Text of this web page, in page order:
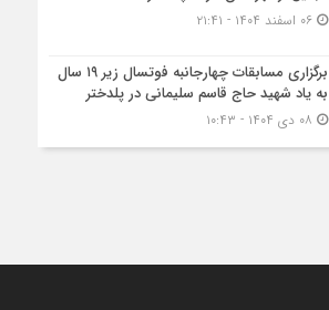
۰۶ اسفند ۱۴۰۴ - ۲۱:۴۱
برگزاری مسابقات چهارجانبه فوتسال زیر ۱۹ سال
به یاد شهید حاج قاسم سلیمانی در پلدختر